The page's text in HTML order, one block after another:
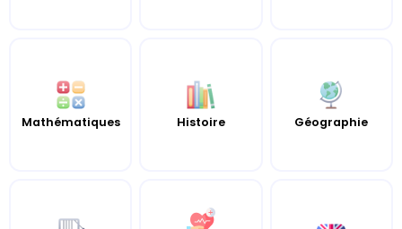
Mathématiques Histoire Géographie